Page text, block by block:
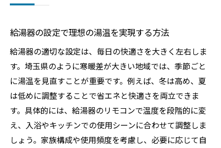
給湯器の設定で理想の湯温を実現する方法
給湯器の適切な設定は、毎日の快適さを大きく左右しま
す。埼玉県のように寒暖差が大きい地域では、季節ごと
に湯温を見直すことが重要です。例えば、冬は高め、夏
は低めに調整することで省エネと快適さを両立できま
す。具体的には、給湯器のリモコンで温度を段階的に変
え、入浴やキッチンでの使用シーンに合わせて調整しま
しょう。家族構成や使用頻度を考慮し、必要に応じて自